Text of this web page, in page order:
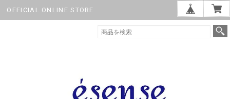
OFFICIAL ONLINE STORE